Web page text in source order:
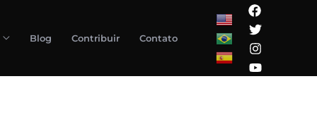
Blog Contribuir Contato